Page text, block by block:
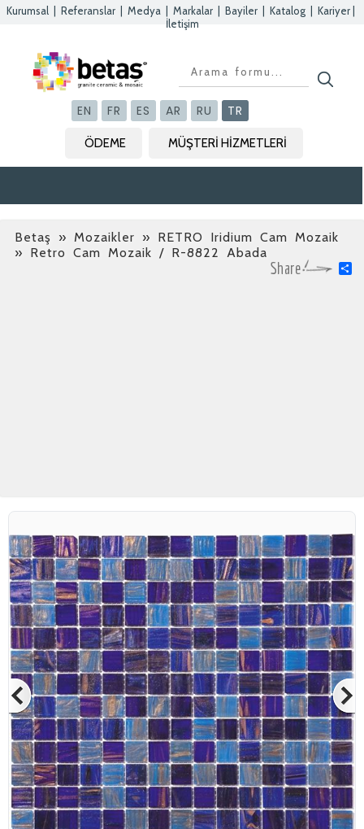
Kurumsal Referanslar Medya Markalar Bayiler Katalog Kariyer
İletişim
EN FR ES AR RU TR
ÖDEME MÜŞTERİ HİZMETLERİ
Betaş » Mozaikler » RETRO Iridium Cam Mozaik
» Retro Cam Mozaik / R-8822 Abada
Betaş Cam Mozaik
Betaş Cam Mozik olarak tam zamanlı
meslektaşlar arıyoruz. Özgeçmişlerinizi
gönderdikten sonra tarafımıza bilgi
vermeniz faydalı olacaktır.